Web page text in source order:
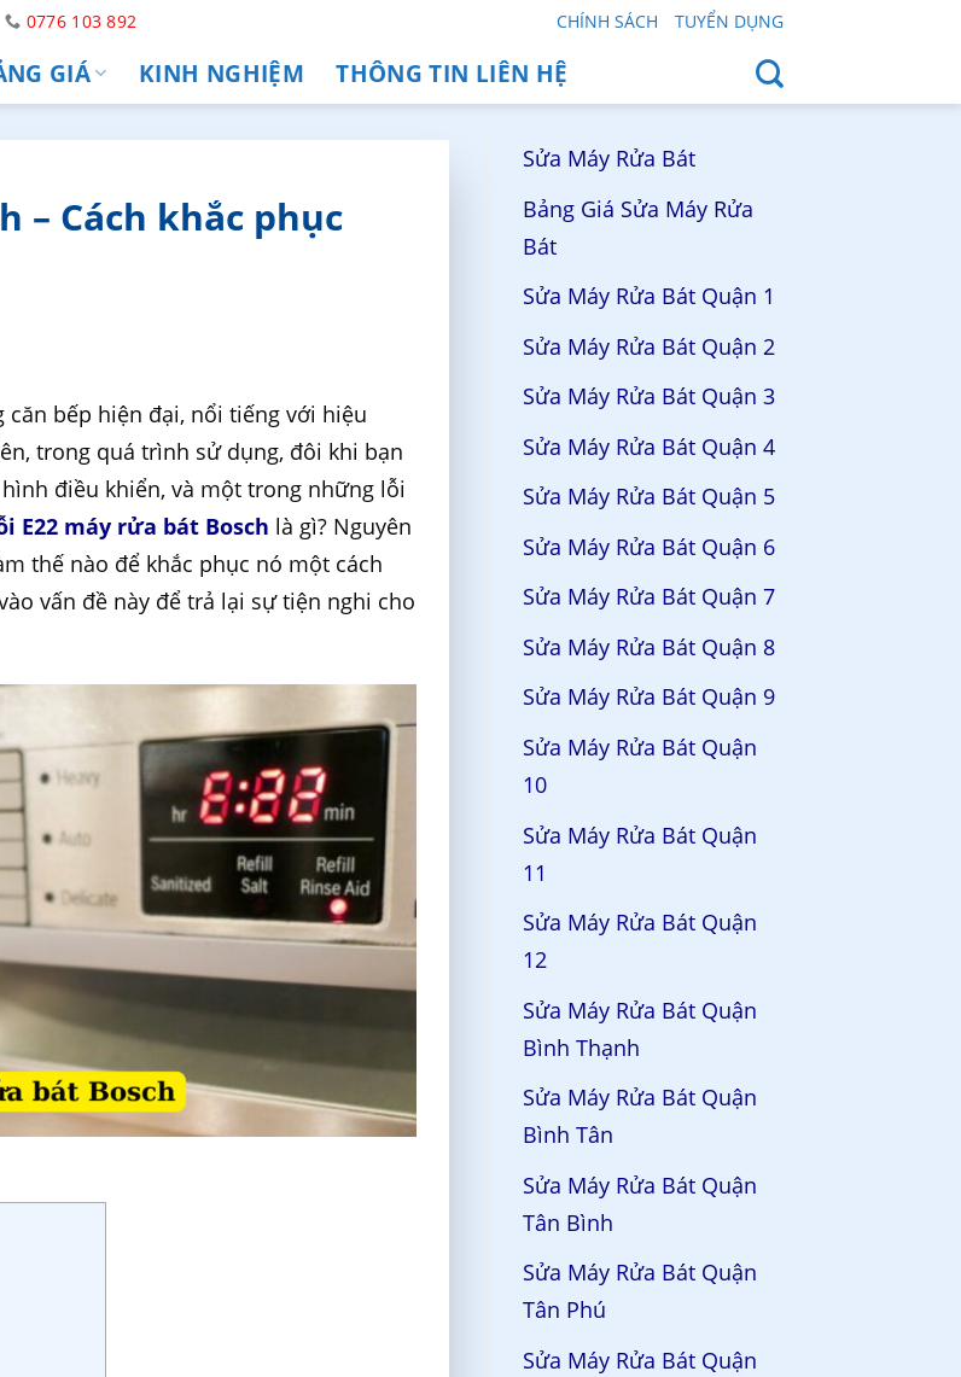
0776 103 892 CHÍNH SÁCH TUYỂN DỤNG
GIÁ KINH NGHIỆM THÔNG TIN LIÊN HỆ
– Cách khắc phục
bếp hiện đại, nổi tiếng với hiệu
trong quá trình sử dụng, đôi khi bạn
điều khiển, và một trong những lỗi
E22 máy rửa bát Bosch là gì? Nguyên
thế nào để khắc phục nó một cách
vấn đề này để trả lại sự tiện nghi cho
Sửa Máy Rửa Bát
Bảng Giá Sửa Máy Rửa
Bát
Sửa Máy Rửa Bát Quận 1
Sửa Máy Rửa Bát Quận 2
Sửa Máy Rửa Bát Quận 3
Sửa Máy Rửa Bát Quận 4
Sửa Máy Rửa Bát Quận 5
Sửa Máy Rửa Bát Quận 6
Sửa Máy Rửa Bát Quận 7
Sửa Máy Rửa Bát Quận 8
Sửa Máy Rửa Bát Quận 9
Sửa Máy Rửa Bát Quận
10
Sửa Máy Rửa Bát Quận
11
Sửa Máy Rửa Bát Quận
12
Sửa Máy Rửa Bát Quận
Bình Thạnh
Sửa Máy Rửa Bát Quận
Bình Tân
Sửa Máy Rửa Bát Quận
Tân Bình
Sửa Máy Rửa Bát Quận
Tân Phú
Sửa Máy Rửa Bát Quận